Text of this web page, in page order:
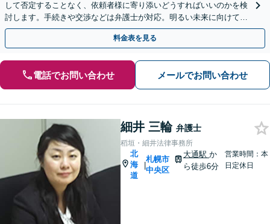
して否定することなく、依頼者様に寄り添いどうすればいいのかを検
討します。手続きや交渉などは弁護士が対応。明るい未来に向けて一
緒に頑張りましょう【休日・夜間相談可】【完全個室】
料金表を見る
電話でお問い合わせ メールでお問い合わせ
細井 三輪 弁護士
稻垣・細井法律事務所
北
海
道
|
札幌市
中央区
大通駅 か
ら徒歩6分
営業時間：本
日定休日